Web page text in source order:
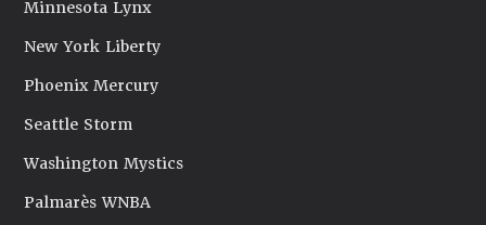
Minnesota Lynx
New York Liberty
Phoenix Mercury
Seattle Storm
Washington Mystics
Palmarès WNBA